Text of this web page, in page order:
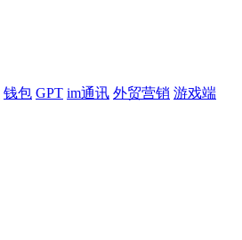
钱包 GPT im通讯 外贸营销 游戏端